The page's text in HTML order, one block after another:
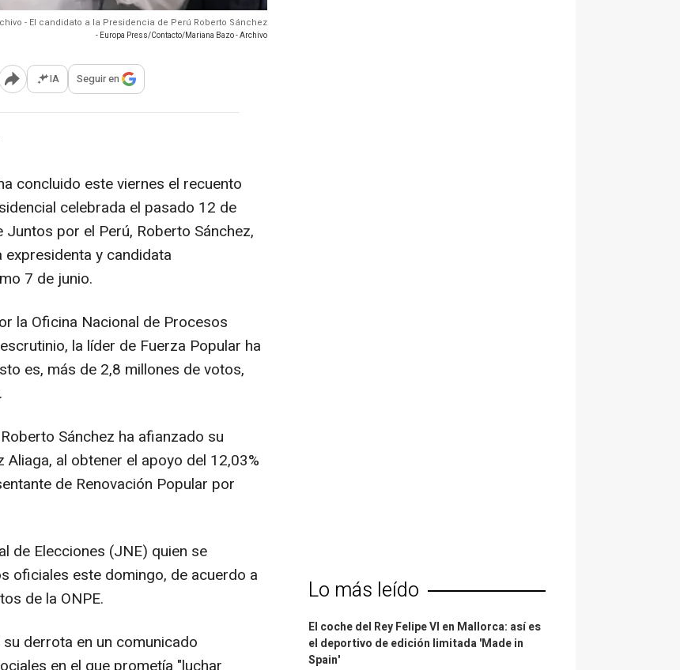
- El candidato a la Presidencia de Perú Roberto Sánchez
- Europa Press/Contacto/Mariana Bazo - Archivo
Abrir opciones para compartir
IA Seguir en
concluido este viernes el recuento
celebrada el pasado 12 de
por el Perú, Roberto Sánchez,
y candidata
7 de junio.
la Oficina Nacional de Procesos
la líder de Fuerza Popular ha
es, más de 2,8 millones de votos,
Sánchez ha afianzado su
al obtener el apoyo del 12,03%
de Renovación Popular por
de Elecciones (JNE) quien se
oficiales este domingo, de acuerdo a
de la ONPE.
derrota en un comunicado
Lo más leído
El coche del Rey Felipe VI en Mallorca: así es
el deportivo de edición limitada 'Made in
Spain'